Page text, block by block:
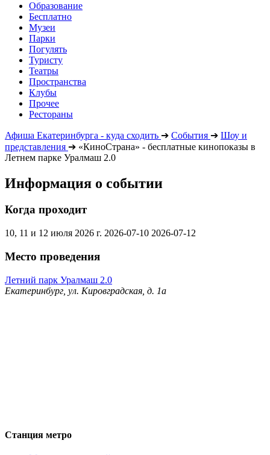
Образование
Бесплатно
Музеи
Парки
Погулять
Туристу
Театры
Пространства
Клубы
Прочее
Рестораны
Афиша Екатеринбурга - куда сходить ➔ События ➔ Шоу и
представления ➔ «КиноСтрана» - бесплатные кинопоказы в
Летнем парке Уралмаш 2.0
Информация о событии
Когда проходит
10, 11 и 12 июля 2026 г. 2026-07-10 2026-07-12
Место проведения
Летний парк Уралмаш 2.0
Екатеринбург, ул. Кировградская, д. 1а
Станция метро